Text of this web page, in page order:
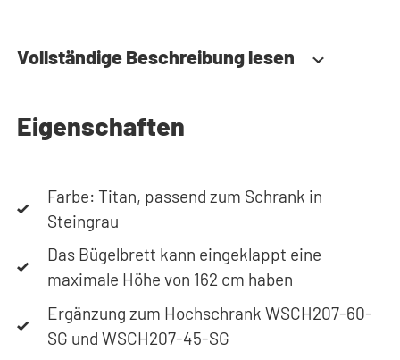
Konfigurator, um Ihren Waschmaschinenschrank
zusammenzustellen. Sie können uns auch
Vollständige Beschreibung lesen
Eigenschaften
Farbe: Titan, passend zum Schrank in
Steingrau
Das Bügelbrett kann eingeklappt eine
maximale Höhe von 162 cm haben
Ergänzung zum Hochschrank WSCH207-60-
SG und WSCH207-45-SG